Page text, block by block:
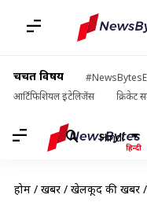
चर्चित विषय
आर्टिफिशियल इंटेलिजेंस
क्रिकेट
Hindi
होम / खबरें / खेलकूद की खबरें /